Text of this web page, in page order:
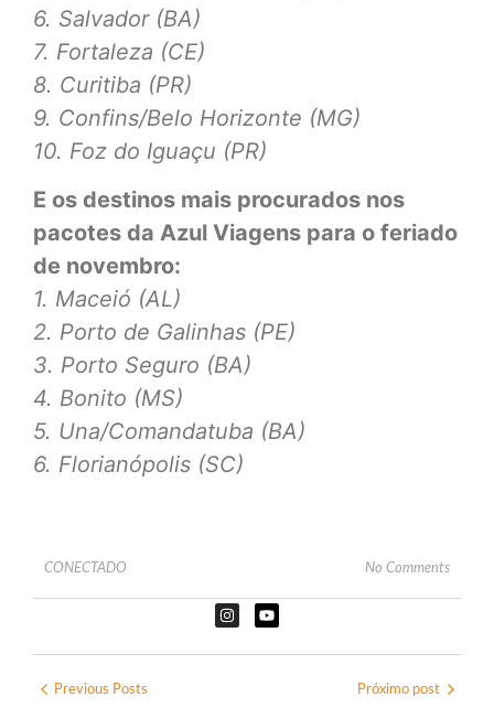
6. Salvador (BA)
7. Fortaleza (CE)
8. Curitiba (PR)
9. Confins/Belo Horizonte (MG)
10. Foz do Iguaçu (PR)
E os destinos mais procurados nos
pacotes da Azul Viagens para o feriado
de novembro:
1. Maceió (AL)
2. Porto de Galinhas (PE)
3. Porto Seguro (BA)
4. Bonito (MS)
5. Una/Comandatuba (BA)
6. Florianópolis (SC)
CONECTADO No Comments
Previous Posts Próximo post